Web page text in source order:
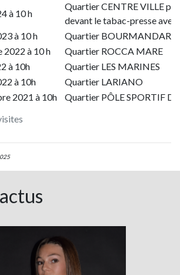
à 10 h
Quartier CENTRE VILLE
devant le tabac-presse
à 10 h
Quartier
2022 à 10 h
Quartier ROCCA MARE
à 10h
Quartier LES MARINES
à 10h
Quartier LARIANO
2021 à 10h
Quartier PÔLE SPORTIF